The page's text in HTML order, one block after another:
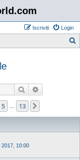
Login
Iscriviti
Cerca
5 13
10:00